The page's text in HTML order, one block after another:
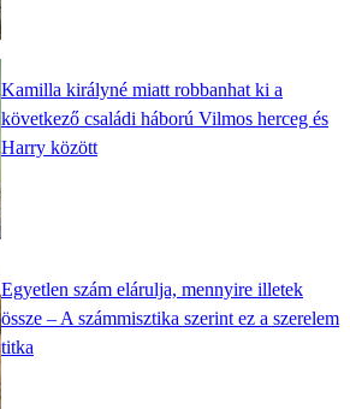
Kamilla királyné miatt robbanhat ki a
következő családi háború Vilmos herceg és
Harry között
Egyetlen szám elárulja, mennyire illetek
össze – A számmisztika szerint ez a szerelem
titka